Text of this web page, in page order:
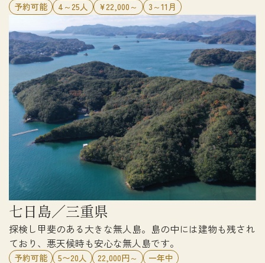
予約可能 4～25人 ¥22,000～ 3～11月
七日島／三重県
探検し甲斐のある大きな無人島。島の中には建物も残され
ており、悪天候時も安心な無人島です。
予約可能 5〜20人 22,000円～ 一年中